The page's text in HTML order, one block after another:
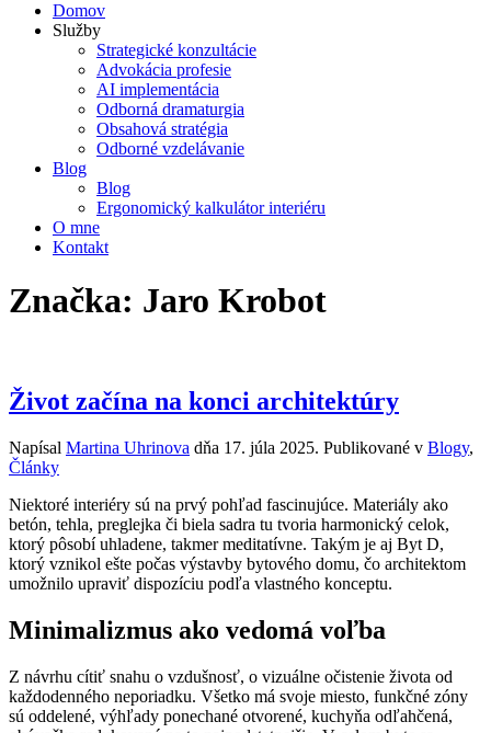
Domov
Služby
Strategické konzultácie
Advokácia profesie
AI implementácia
Odborná dramaturgia
Obsahová stratégia
Odborné vzdelávanie
Blog
Blog
Ergonomický kalkulátor interiéru
O mne
Kontakt
Značka: Jaro Krobot
Život začína na konci architektúry
Napísal Martina Uhrinova dňa 17. júla 2025. Publikované v Blogy,
Články
Niektoré interiéry sú na prvý pohľad fascinujúce. Materiály ako
betón, tehla, preglejka či biela sadra tu tvoria harmonický celok,
ktorý pôsobí uhladene, takmer meditatívne. Takým je aj Byt D,
ktorý vznikol ešte počas výstavby bytového domu, čo architektom
umožnilo upraviť dispozíciu podľa vlastného konceptu.
Minimalizmus ako vedomá voľba
Z návrhu cítiť snahu o vzdušnosť, o vizuálne očistenie života od
každodenného neporiadku. Všetko má svoje miesto, funkčné zóny
sú oddelené, výhľady ponechané otvorené, kuchyňa odľahčená,